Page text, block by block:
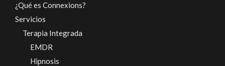
¿Qué es Connexions?
Servicios
Terapia Integrada
EMDR
Hipnosis